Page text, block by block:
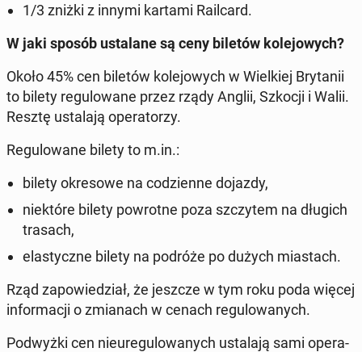
1/3 zniżki z innymi kartami Rail­card.
W jaki sposób usta­lane są ceny biletów kole­jowych?
Około 45% cen biletów kole­jowych w Wielkiej Bry­tanii
to bilety reg­u­lowane przez rządy Anglii, Szkocji i Walii.
Resztę usta­la­ją op­er­a­torzy.
Reg­u­lowane bilety to m.in.:
bilety okre­sowe na codzi­enne dojazdy,
niek­tóre bilety powrotne poza szczytem na długich
trasach,
elasty­czne bilety na podróże po dużych mi­as­tach.
Rząd za­powiedzi­ał, że jeszcze w tym roku poda więcej
in­for­ma­cji o zmi­anach w cenach reg­u­lowanych.
Pod­wyż­ki cen nieureg­u­lowanych usta­la­ją sami op­er­a­